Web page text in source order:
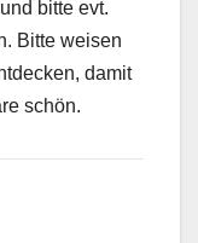
bitte evt.
Bitte weisen
damit
schön.